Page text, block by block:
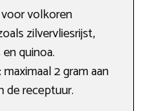
volkoren
zilvervliesrijst,
quinoa.
2 gram aan
de receptuur.